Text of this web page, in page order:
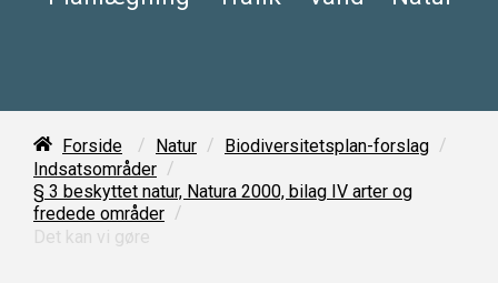
Forside / Natur / Biodiversitetsplan-forslag /
Indsatsområder /
§ 3 beskyttet natur, Natura 2000, bilag IV arter og
fredede områder /
Det kan vi gøre